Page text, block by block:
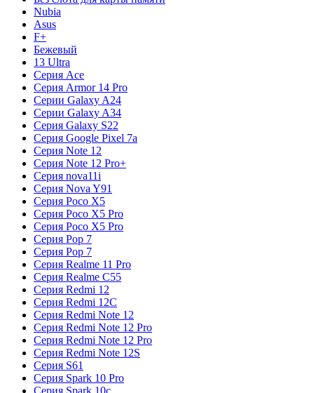
Nubia
Asus
F+
Бежевый
13 Ultra
Серия Ace
Серия Armor 14 Pro
Серии Galaxy A24
Серии Galaxy A34
Серия Galaxy S22
Серия Google Pixel 7a
Серия Note 12
Серия Note 12 Pro+
Серия nova11i
Серия Nova Y91
Серия Poco X5
Серия Poco X5 Pro
Серия Poco X5 Pro
Серия Pop 7
Серия Pop 7
Серия Realme 11 Pro
Серия Realme C55
Серия Redmi 12
Серия Redmi 12C
Серия Redmi Note 12
Серия Redmi Note 12 Pro
Серия Redmi Note 12 Pro
Серия Redmi Note 12S
Серия S61
Серия Spark 10 Pro
Серия Spark 10c